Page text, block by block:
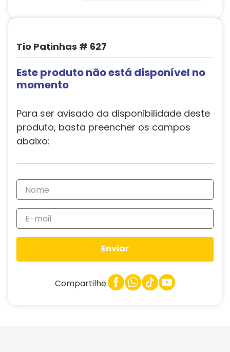
Tio Patinhas # 627
Este produto não está disponível no
momento
Para ser avisado da disponibilidade deste
produto, basta preencher os campos
abaixo:
Enviar
Compartilhe: